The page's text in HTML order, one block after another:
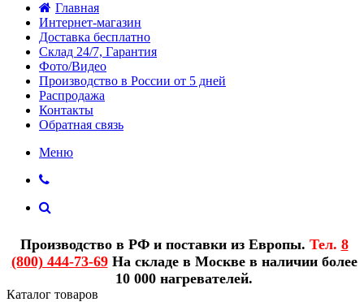
Главная
Интернет-магазин
Доставка бесплатно
Склад 24/7, Гарантия
Фото/Видео
Производство в России от 5 дней
Распродажа
Контакты
Обратная связь
Меню
Производство в РФ и поставки из Европы. Тел. 8
(800) 444-73-69На складе в Москве в наличии более
10 000 нагревателей.
Каталог товаров